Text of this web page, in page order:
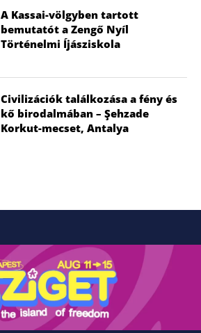
A Kassai-völgyben tartott
bemutatót a Zengő Nyíl
Történelmi Íjásziskola
Civilizációk találkozása a fény és
kő birodalmában – Şehzade
Korkut-mecset, Antalya